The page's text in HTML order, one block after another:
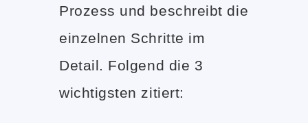
Prozess und beschreibt die
einzelnen Schritte im
Detail. Folgend die 3
wichtigsten zitiert: